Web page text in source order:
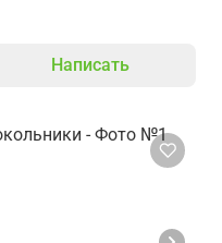
Написать